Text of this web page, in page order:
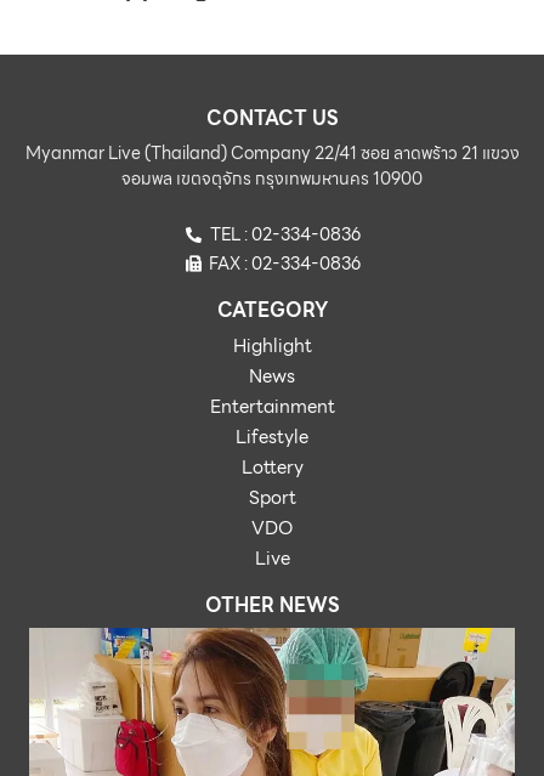
CONTACT US
Myanmar Live (Thailand) Company 22/41 ซอย ลาดพร้าว 21 แขวง
จอมพล เขตจตุจักร กรุงเทพมหานคร 10900
TEL : 02-334-0836
FAX : 02-334-0836
CATEGORY
Highlight
News
Entertainment
Lifestyle
Lottery
Sport
VDO
Live
OTHER NEWS